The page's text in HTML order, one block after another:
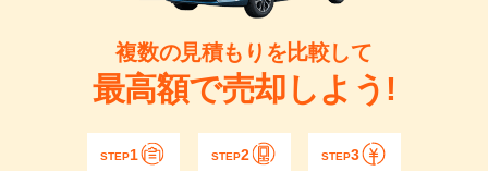
複数の見積もりを比較して
最高額で売却しよう!
STEP1 STEP2 STEP3